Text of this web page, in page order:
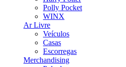
Polly Pocket
WINX
Ar Livre
Veículos
Casas
Escorregas
Merchandising